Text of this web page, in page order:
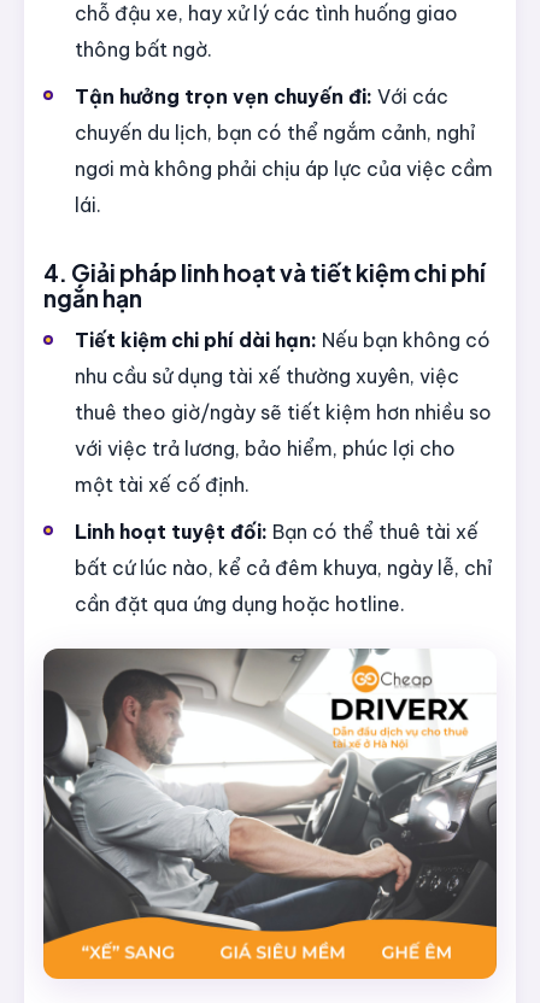
chỗ đậu xe, hay xử lý các tình huống giao
thông bất ngờ.
Tận hưởng trọn vẹn chuyến đi: Với các
chuyến du lịch, bạn có thể ngắm cảnh, nghỉ
ngơi mà không phải chịu áp lực của việc cầm
lái.
4. Giải pháp linh hoạt và tiết kiệm chi phí
ngắn hạn
Tiết kiệm chi phí dài hạn: Nếu bạn không có
nhu cầu sử dụng tài xế thường xuyên, việc
thuê theo giờ/ngày sẽ tiết kiệm hơn nhiều so
với việc trả lương, bảo hiểm, phúc lợi cho
một tài xế cố định.
Linh hoạt tuyệt đối: Bạn có thể thuê tài xế
bất cứ lúc nào, kể cả đêm khuya, ngày lễ, chỉ
cần đặt qua ứng dụng hoặc hotline.